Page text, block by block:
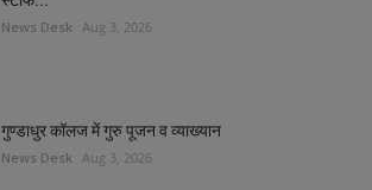
News Desk Aug 3, 2026
गुण्डाधुर कॉलज में गुरु पूजन व व्याख्यान
News Desk Aug 3, 2026